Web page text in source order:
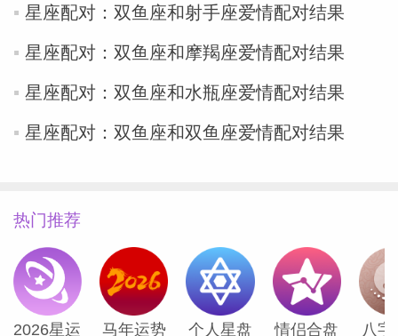
星座配对：双鱼座和射手座爱情配对结果
星座配对：双鱼座和摩羯座爱情配对结果
星座配对：双鱼座和水瓶座爱情配对结果
星座配对：双鱼座和双鱼座爱情配对结果
热门推荐
2026星运 马年运势 个人星盘 情侣合盘 八字